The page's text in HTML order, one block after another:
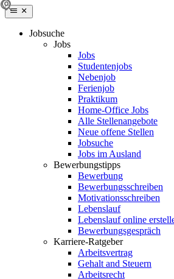
Jobsuche
Jobs
Jobs
Studentenjobs
Nebenjob
Ferienjob
Praktikum
Home-Office Jobs
Alle Stellenangebote
Neue offene Stellen
Jobsuche
Jobs im Ausland
Bewerbungstipps
Bewerbung
Bewerbungsschreiben
Motivationsschreiben
Lebenslauf
Lebenslauf online
Bewerbungsgespräch
Karriere-Ratgeber
Arbeitsvertrag
Gehalt and Steuern
Arbeitsrecht